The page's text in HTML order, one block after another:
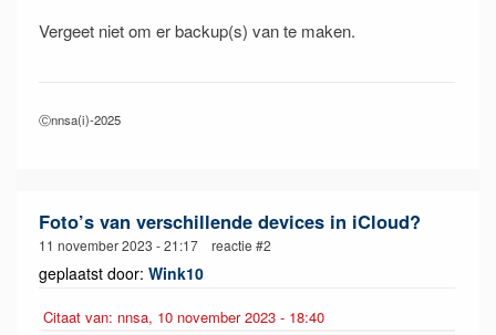
Vergeet niet om er backup(s) van te maken.
Ⓒnnsa(i)-2025
Foto’s van verschillende devices in iCloud?
11 november 2023 - 21:17 reactie #2
geplaatst door: Wink10
Citaat van: nnsa, 10 november 2023 - 18:40